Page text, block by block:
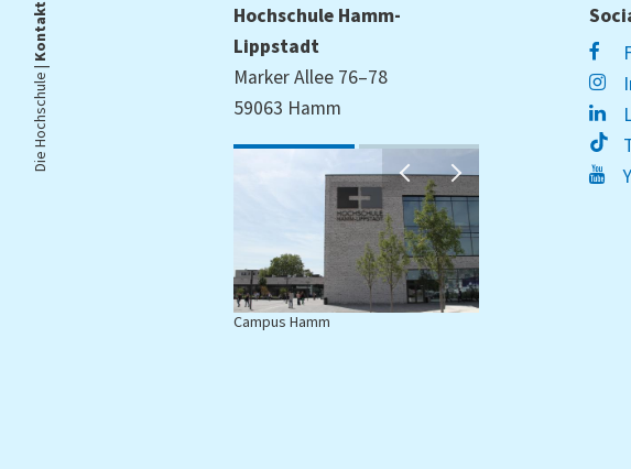
Die Hochschule |
Kontakt
Hochschule Hamm-
Lippstadt
Marker Allee 76–78
59063 Hamm
Campus Hamm